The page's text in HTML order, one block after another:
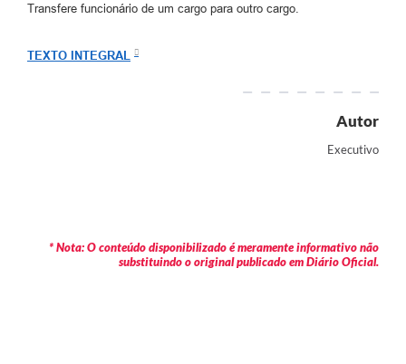
Arquivos para Download
Transfere funcionário de um cargo para outro cargo.
TEXTO INTEGRAL
Autor
Executivo
* Nota: O conteúdo disponibilizado é meramente informativo não
substituindo o original publicado em Diário Oficial.